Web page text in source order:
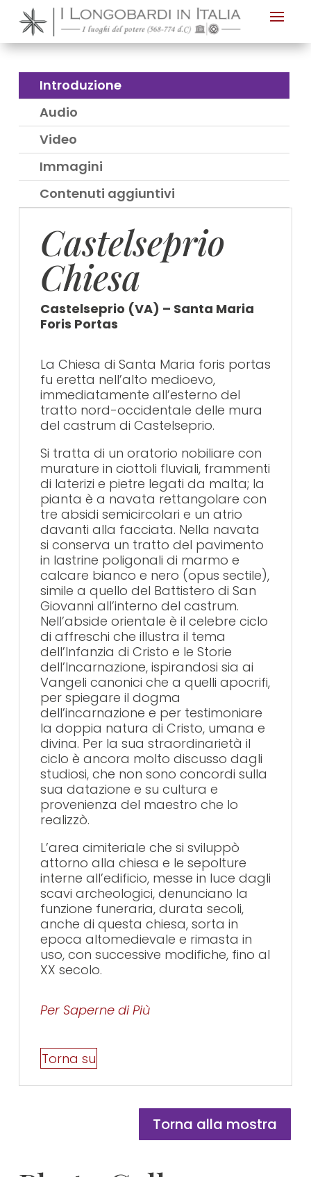
Nota:
questo
sito
Web
include
sistema
accessibilità.
Introduzione
Audio
Video
Immagini
Contenuti aggiuntivi
Castelseprio
Chiesa
Castelseprio (VA) – Santa Maria
Foris Portas
La Chiesa di Santa Maria foris portas
fu eretta nell’alto medioevo,
immediatamente all’esterno del
tratto nord-occidentale delle mura
del castrum di Castelseprio.
Si tratta di un oratorio nobiliare con
murature in ciottoli fluviali, frammenti
di laterizi e pietre legati da malta; la
pianta è a navata rettangolare con
tre absidi semicircolari e un atrio
davanti alla facciata. Nella navata
si conserva un tratto del pavimento
in lastrine poligonali di marmo e
calcare bianco e nero (opus sectile),
simile a quello del Battistero di San
Giovanni all’interno del castrum.
Nell’abside orientale è il celebre ciclo
di affreschi che illustra il tema
dell’Infanzia di Cristo e le Storie
dell’Incarnazione, ispirandosi sia ai
Vangeli canonici che a quelli apocrifi,
per spiegare il dogma
dell’incarnazione e per testimoniare
la doppia natura di Cristo, umana e
divina. Per la sua straordinarietà il
ciclo è ancora molto discusso dagli
studiosi, che non sono concordi sulla
sua datazione e su cultura e
provenienza del maestro che lo
realizzò.
L’area cimiteriale che si sviluppò
attorno alla chiesa e le sepolture
interne all’edificio, messe in luce dagli
scavi archeologici, denunciano la
funzione funeraria, durata secoli,
anche di questa chiesa, sorta in
epoca altomedievale e rimasta in
uso, con successive modifiche, fino al
XX secolo.
Per Saperne di Più
Torna su
Torna alla mostra